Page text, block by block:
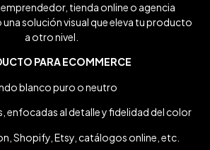
tienda online o agencia
solución visual que eleva tu producto
a otro nivel.
PARA ECOMMERCE
blanco puro o neutro
enfocadas al detalle y fidelidad del color
Shopify, Etsy, catálogos online, etc.